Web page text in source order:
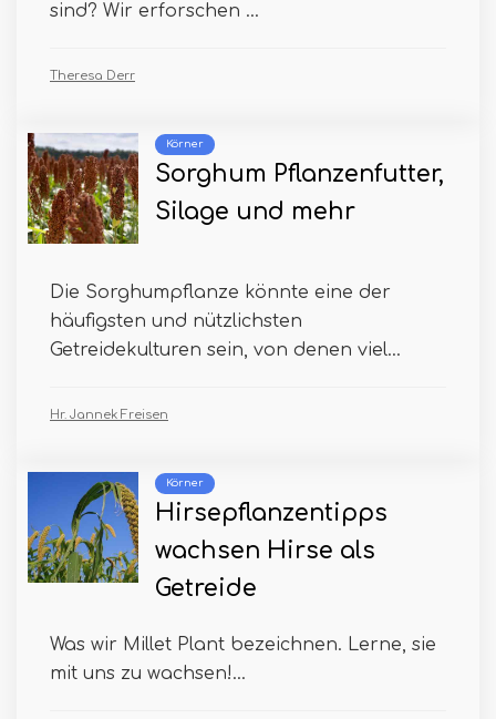
sind? Wir erforschen ...
Theresa Derr
Körner
Sorghum Pflanzenfutter,
Silage und mehr
Die Sorghumpflanze könnte eine der
häufigsten und nützlichsten
Getreidekulturen sein, von denen viel...
Hr. Jannek Freisen
Körner
Hirsepflanzentipps
wachsen Hirse als
Getreide
Was wir Millet Plant bezeichnen. Lerne, sie
mit uns zu wachsen!...